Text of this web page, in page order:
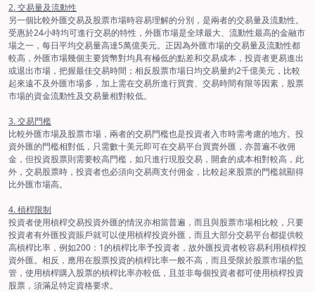
2. 交易量及流動性
另一個比較外匯交易及股票市場時容易理解的分別，是兩者的交易量及流動性。
受惠於24小時均可進行交易的特性，外匯市場是全球最大、流動性最高的金融市
場之一，每日平均交易量高達5萬億美元。正因為外匯市場的交易量及流動性都
較高，外匯市場幾個主要貨幣對均具有極低的點差和交易成本，投資者更易進出
或退出市場，把握最佳交易時間；相反股票市場日均交易量約2千億美元，比較
起來遠不及外匯市場多，加上需在交易所進行買賣、交易時間有限等因素，股票
市場的資金流動性及交易量相對較低。
3. 交易門檻
比較外匯市場及股票市場，兩者的交易門檻也是投資者入市時需考慮的地方。投
資外匯的門檻相對低，只需數十美元即可在交易平台買賣外匯，亦普遍不收佣
金，但投資股票則需要較高門檻，如只進行現股交易，開倉的成本相對較高，此
外，交易股票時，投資者也必須向交易商支付佣金，比較起來股票的門檻就顯得
比外匯市場高。
4. 槓桿限制
投資者使用槓桿交易投資外匯的情況亦相當普遍，而且與股票市場相比較，只要
投資者有外匯投資賬戶就可以使用槓桿投資外匯，而且大部分交易平台都提供較
高槓桿比率，例如200：1的槓桿比率予投資者，故外匯投資者較容易利用槓桿投
資外匯。相反，應用在股票投資的槓桿比率一般不高，而且受限於股票市場的監
管，使用槓桿購入股票的槓桿比率亦較低，且並非每個投資者都可使用槓桿投資
股票，須滿足特定資格要求。